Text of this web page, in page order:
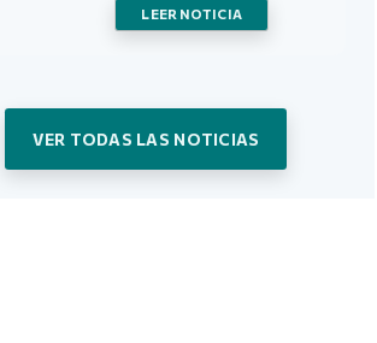
LEER NOTICIA
VER TODAS LAS NOTICIAS